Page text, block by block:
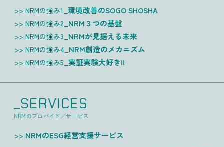
NRMの強み1_環境改善のSOGO SHOSHA
NRMの強み2_ NRM３つの基盤
NRMの強み3_ NRMが見据える未来
NRMの強み4_ NRM創造のメカニズム
NRMの強み5_実証実験大好き!!
_SERVICES
NRMのプロバイド／サービス
NRMのESG経営支援サービス